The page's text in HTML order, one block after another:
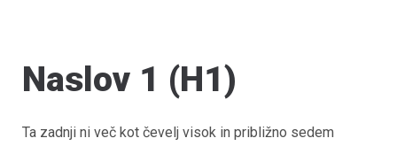
Naslov 1 (H1)
Ta zadnji ni več kot čevelj visok in približno sedem